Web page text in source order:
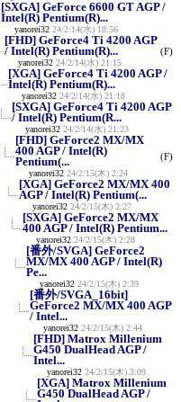
[SXGA] GeForce 6600 GT AGP /
Intel(R) Pentium(R)...
yanorei32 24/2/14(水) 18:56
[FHD] GeForce4 Ti 4200 AGP
/ Intel(R) Pentium(R)...
yanorei32 24/2/14(水) 21:15
(F)
[XGA] GeForce4 Ti 4200 AGP /
Intel(R) Pentium(R)...
yanorei32 24/2/14(水) 21:18
[SXGA] GeForce4 Ti 4200 AGP
/ Intel(R) Pentium(R...
yanorei32 24/2/14(水) 21:23
[FHD] GeForce2 MX/MX
400 AGP / Intel(R)
Pentium(...
yanorei32 24/2/15(木) 2:24
(F)
[XGA] GeForce2 MX/MX 400
AGP / Intel(R) Pentium(...
yanorei32 24/2/15(木) 2:27
[SXGA] GeForce2 MX/MX
400 AGP / Intel(R) Pentium...
yanorei32 24/2/15(木) 2:28
[番外/SVGA] GeForce2
MX/MX 400 AGP / Intel(R)
Pe...
yanorei32 24/2/15(木) 2:39
[番外/SVGA_16bit]
GeForce2 MX/MX 400 AGP
/ Intel...
yanorei32 24/2/15(木) 2:44
[FHD] Matrox Millenium
G450 DualHead AGP /
Intel...
yanorei32 24/2/15(木) 3:09
[XGA] Matrox Millenium
G450 DualHead AGP /